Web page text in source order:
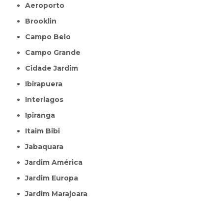
Aeroporto
Brooklin
Campo Belo
Campo Grande
Cidade Jardim
Ibirapuera
Interlagos
Ipiranga
Itaim Bibi
Jabaquara
Jardim América
Jardim Europa
Jardim Marajoara